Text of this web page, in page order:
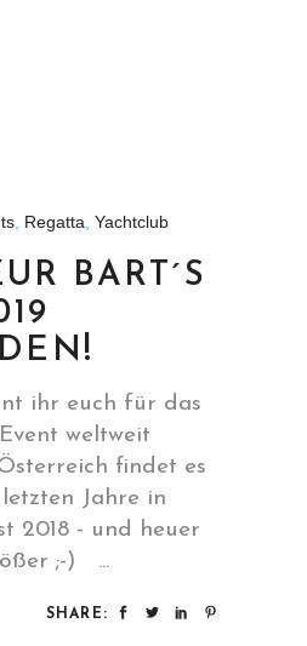
Regatta Yachtclub
BART´S
ihr euch für das
weltweit
findet es
Jahre in
2018 - und heuer
;-)
SHARE: